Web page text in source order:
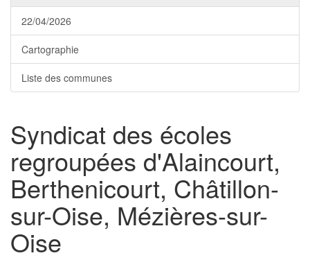
22/04/2026
Cartographie
Liste des communes
Syndicat des écoles
regroupées d'Alaincourt,
Berthenicourt, Châtillon-
sur-Oise, Mézières-sur-
Oise